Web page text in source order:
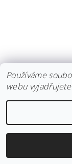
UTĚRKA
625 Kč
Používáme
webu